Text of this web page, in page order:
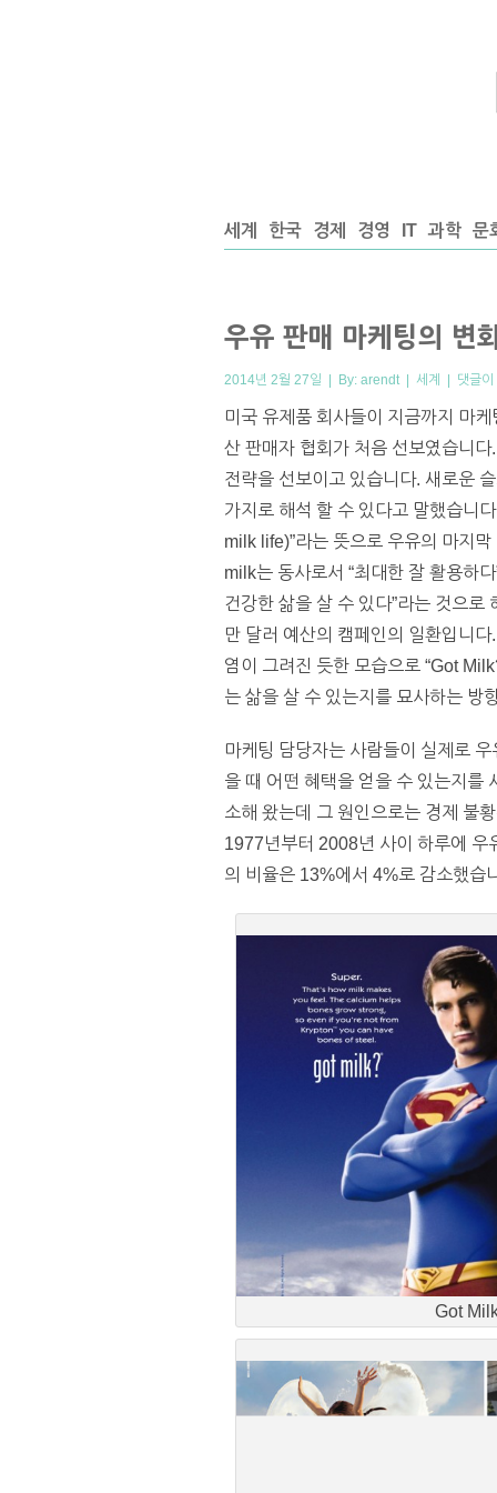
세계 한국 경제 경영 IT 과학 문
우유 판매 마케팅의 변
2014년 2월 27일 | By: arendt| 세계 | 댓글
미국 유제품 회사들이 지금까지 마
산 판매자 협회가 처음 선보였습니
전략을 선보이고 있습니다. 새로운
가지로 해석 할 수 있다고 말했습니
milk life)”라는 뜻으로 우유의 마지
milk는 동사로서 “최대한 잘 활용하
건강한 삶을 살 수 있다”라는 것으
만 달러 예산의 캠페인의 일환입니
염이 그려진 듯한 모습으로 “Got
는 삶을 살 수 있는지를 묘사하는 방
마케팅 담당자는 사람들이 실제로
을 때 어떤 혜택을 얻을 수 있는지를
소해 왔는데 그 원인으로는 경제 불
1977년부터 2008년 사이 하루에 우
의 비율은 13%에서 4%로 감소했습
Got